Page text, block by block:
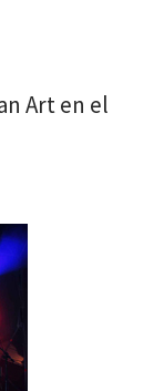
Art en el